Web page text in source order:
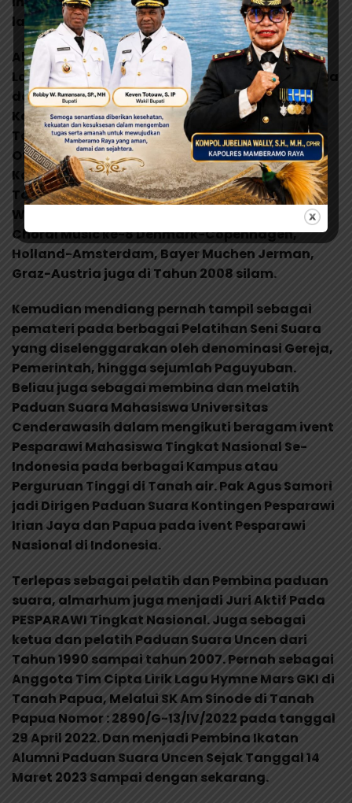
lain.
Almarhum Pak Samori juga ikut menciptakan
Lagu Mars dan Himne Kabupaten/Kota di Papua
dan Papua Barat, dan berbagai SKPD, Kantor,
Kampus, Ormas atau Paguyuban yang ada di
Tanah Papua. Pernah juga sebagai Pelatih dan
Official Paduan Suara Wakhu Bhim pada
Kompetisi World Choir Games di Graz Austria
Tahun 2008 dan memimpin Paduan Suara
Wakhu Bhim Tuor the europea Symposium
Choral Music ke-8 Denmark-Copenhagen,
Holland-Amsterdam, Bayer Muchen Jerman,
Graz-Austria juga di Tahun 2008 silam.
Kemudian mendiang pernah tampil sebagai
pemateri pada berbagai Pelatihan Seni Suara
yang diselenggarakan oleh denominasi Gereja,
Pemerintah, hingga sejumlah Paguyuban.
Beliau juga sebagai membina dan melatih
Paduan Suara Mahasiswa Universitas
Cenderawasih dalam mengikuti beragam ivent
Pesparawi Mahasiswa Tingkat Nasional Se-
Indonesia pada berbagai Kampus atau
Perguruan Tinggi di Tanah air. Pak Agus Samori
jadi Dirigen Paduan Suara Kontingen Pesparawi
Irian Jaya dan Papua pada ivent Pesparawi
Nasional di Indonesia.
Terlepas sebagai pelatih dan Pembina paduan
suara, almarhum juga menjadi Juri Aktif Pada
PESPARAWI Tingkat Nasional. Juga sebagai
ketua dan pelatih Paduan Suara Uncen dari
Tahun 1990 sampai tahun 2007. Pernah sebagai
Anggota Tim Cipta Lirik Lagu Hymne Mars GKI di
Tanah Papua, Melalui SK Am Sinode di Tanah
Papua Nomor : 2890/G-13/IV/2022 pada tanggal
29 April 2022. Dan menjadi Pembina Ikatan
Alumni Paduan Suara Uncen Sejak Tanggal 14
Maret 2023 Sampai dengan sekarang.